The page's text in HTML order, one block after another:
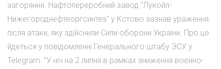
загоряння. Нафтопереробний завод "Лукойл-
Нижегороднефтеоргсинтез" у Кстово зазнав ураження
після атаки, яку здійснили Сили оборони України. Про це
йдеться у повідомленні Генерального штабу ЗСУ у
Telegram. "У ніч на 2 липня в рамках зниження воєнно-